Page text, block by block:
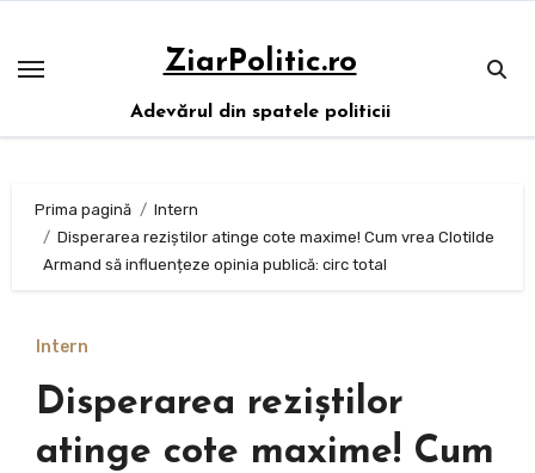
conținut
ZiarPolitic.ro
Adevărul din spatele politicii
Prima pagină
Intern
Disperarea reziștilor atinge cote maxime! Cum vrea Clotilde
Armand să influențeze opinia publică: circ total
Intern
Disperarea reziștilor
atinge cote maxime! Cum